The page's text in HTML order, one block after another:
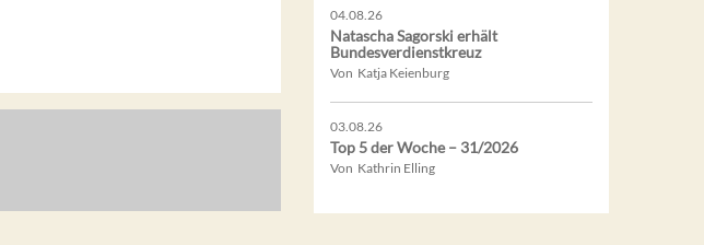
04.08.26
Natascha Sagorski erhält
Bundesverdienstkreuz
Von Katja Keienburg
03.08.26
Top 5 der Woche – 31/2026
Von Kathrin Elling